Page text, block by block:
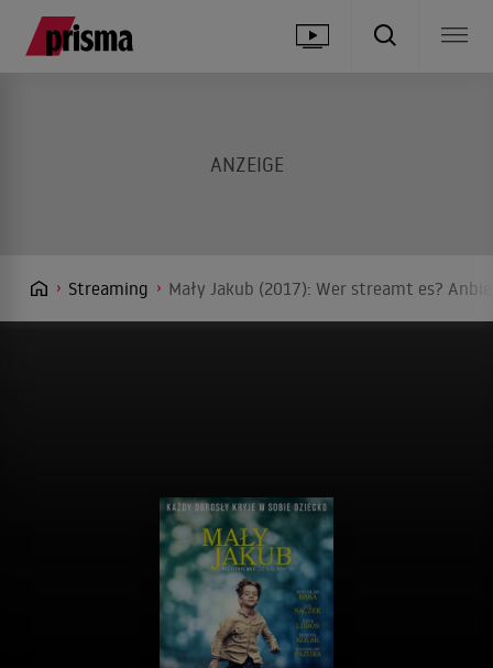
Streaming Mały Jakub (2017): Wer streamt es?